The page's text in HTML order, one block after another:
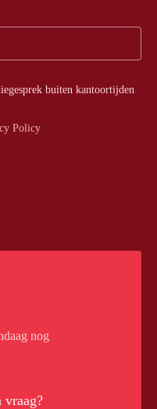
buiten kantoortijden
Policy
nog
vraag?